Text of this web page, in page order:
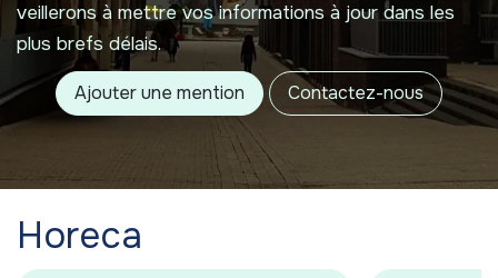
veillerons à mettre vos informations à jour dans les
plus brefs délais.
Ajouter une mention Contactez-nous
Horeca